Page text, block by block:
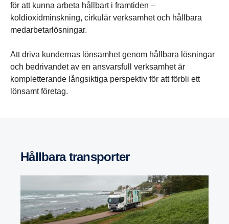
för att kunna arbeta hållbart i framtiden –
koldioxidminskning, cirkulär verksamhet och hållbara
medarbetarlösningar.
Att driva kundernas lönsamhet genom hållbara lösningar
och bedrivandet av en ansvarsfull verksamhet är
kompletterande långsiktiga perspektiv för att förbli ett
lönsamt företag.
Hållbara transporter